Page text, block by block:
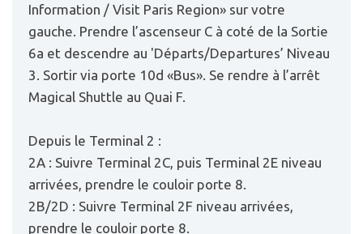
Information / Visit Paris Region» sur votre
gauche. Prendre l’ascenseur C à coté de la Sortie
6a et descendre au 'Départs/Departures’ Niveau
3. Sortir via porte 10d «Bus». Se rendre à l’arrêt
Magical Shuttle au Quai F.
Depuis le Terminal 2 :
2A : Suivre Terminal 2C, puis Terminal 2E niveau
arrivées, prendre le couloir porte 8.
2B/2D : Suivre Terminal 2F niveau arrivées,
prendre le couloir porte 8.